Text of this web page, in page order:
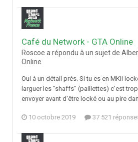
Café du Network - GTA Online
Roscoe a répondu à un sujet de
Online
Oui à un détail près. Si tu es en MKII
larguer les "shaffs" (paillettes) c'est
envoyer avant d'être locké ou au pire
10 octobre 2019 37 521